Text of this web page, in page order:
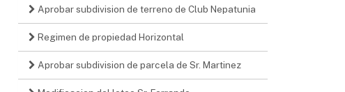
Aprobar subdivision de terreno de Club Nepatunia
Regimen de propiedad Horizontal
Aprobar subdivision de parcela de Sr. Martinez